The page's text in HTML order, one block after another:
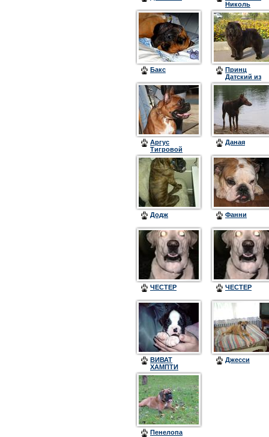
Николь
Бакс
Принц
Датский из
Святого
Грааля
Аргус
Тигровой
Долины Князь
Даная
Додж Фанни
ЧЕСТЕР ЧЕСТЕР
ВИВАТ
ХАМПТИ
ДАМПТИ
ЗВЕЗДА
ДАВИДА
(Наби)
Джесси
Пенелопа